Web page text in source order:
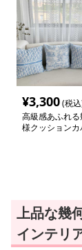
¥3,300(税
高級感あふれ
様クッションカ
上品な幾
インテリ